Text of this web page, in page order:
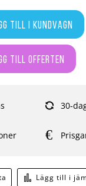
till i kundvagn
till offerten
Lägg till i
30-